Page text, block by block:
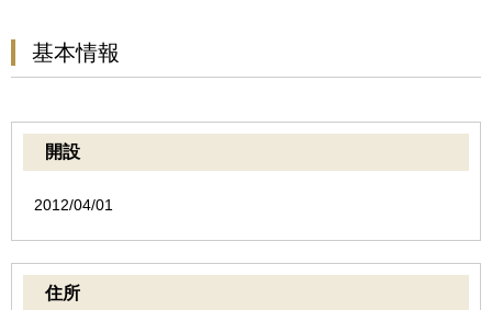
基本情報
開設
2012/04/01
住所